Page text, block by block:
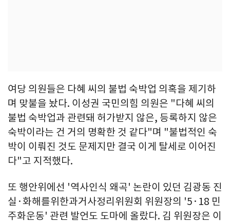
여당 의원들은 다혜 씨의 불법 숙박업 의혹을 제기하
며 맞불을 놨다. 이성권 국민의힘 의원은 "다혜 씨의
불법 숙박업과 관련돼 허가받지 않은, 등록하지 않은
숙박이라는 건 거의 명확한 것 같다"며 "불법적인 숙
박이 이뤄진 것도 문제지만 결국 이게 탈세로 이어진
다"고 지적했다.
또 행안위에선 '역사인식 왜곡' 논란이 있던 김광동 진
실·화해를위한과거사정리위원회 위원장의 '5·18 민
주화운동' 관련 발언도 도마에 올랐다. 김 위원장은 이